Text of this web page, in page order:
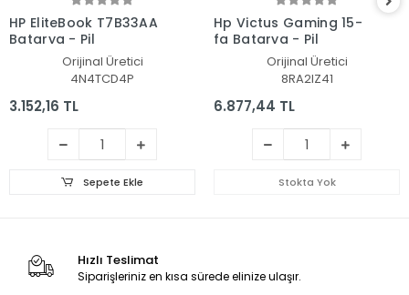
HP EliteBook T7B33AA
Batarya - Pil
Orijinal Üretici
4N4TCD4P
3.152,16 TL
Sepete Ekle
Hp Victus Gaming 15-
fa Batarya - Pil
Orijinal Üretici
8RA2IZ41
6.877,44 TL
Stokta Yok
Hızlı Teslimat
Siparişleriniz en kısa sürede elinize ulaşır.